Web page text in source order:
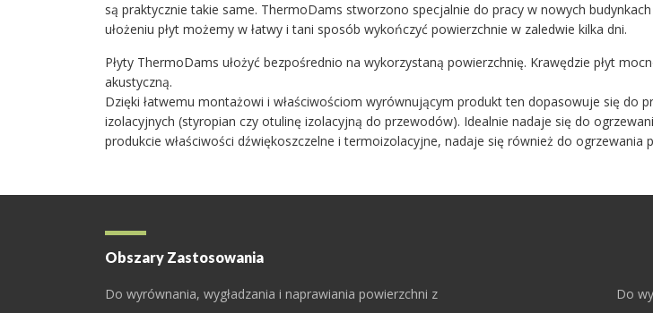
są praktycznie takie same. ThermoDams stworzono specjalnie do pracy w nowych
ułożeniu płyt możemy w łatwy i tani sposób wykończyć powierzchnie w zaledwie kilka dni.
Płyty ThermoDams ułożyć bezpośrednio na wykorzystaną powierzchnię. Krawędzie płyt
akustyczną.
Dzięki łatwemu montażowi i właściwościom wyrównującym produkt ten dopasowuje się do
izolacyjnych (styropian czy otulinę izolacyjną do przewodów). Idealnie nadaje się do
produkcie właściwości dźwiękoszczelne i termoizolacyjne, nadaje się również do ogrzewania
Obszary Zastosowania
Do wyrównania, wygładzania i naprawiania powierzchni z
Do